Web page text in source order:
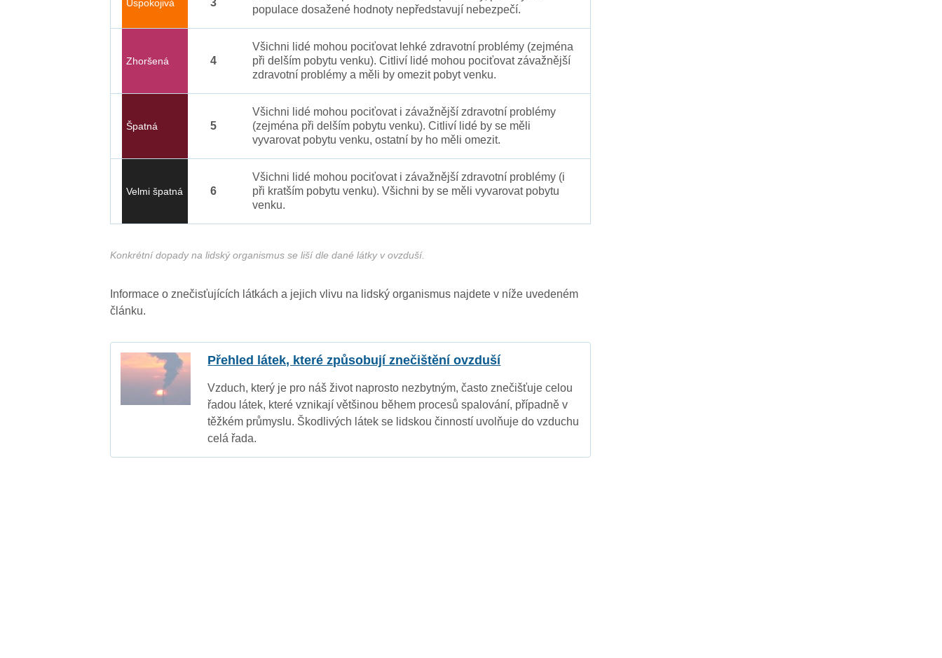
Uspokojivá
populace dosažené hodnoty nepředstavují nebezpečí.
Zhoršená 4
Všichni lidé mohou pociťovat lehké zdravotní problémy (zejména
při delším pobytu venku). Citliví lidé mohou pociťovat závažnější
zdravotní problémy a měli by omezit pobyt venku.
Špatná 5
Všichni lidé mohou pociťovat i závažnější zdravotní problémy
(zejména při delším pobytu venku). Citliví lidé by se měli
vyvarovat pobytu venku, ostatní by ho měli omezit.
Velmi špatná 6
Všichni lidé mohou pociťovat i závažnější zdravotní problémy (i
při kratším pobytu venku). Všichni by se měli vyvarovat pobytu
venku.
Konkrétní dopady na lidský organismus se liší dle dané látky v ovzduší.
Informace o znečisťujících látkách a jejich vlivu na lidský organismus najdete v níže uvedeném
článku.
Přehled látek, které způsobují znečištění ovzduší
Vzduch, který je pro náš život naprosto nezbytným, často znečišťuje celou
řadou látek, které vznikají většinou během procesů spalování, případně v
těžkém průmyslu. Škodlivých látek se lidskou činností uvolňuje do vzduchu
celá řada.